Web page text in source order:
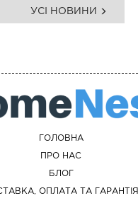
УСІ НОВИНИ
ГОЛОВНА
ПРО НАС
БЛОГ
ОПЛАТА ТА ГАРАНТІЯ